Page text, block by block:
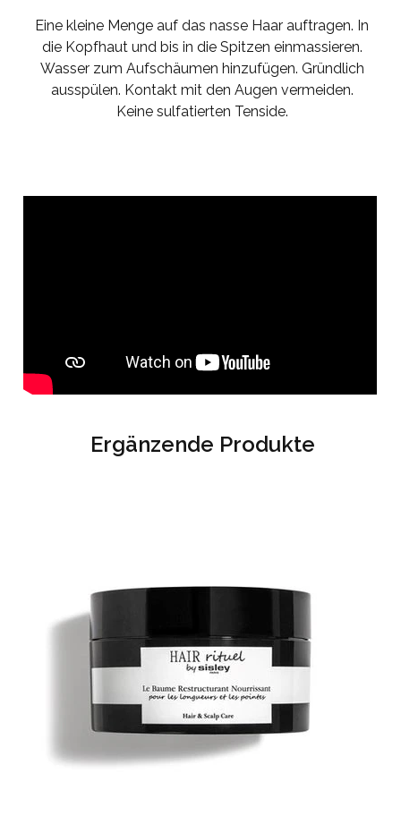
Eine kleine Menge auf das nasse Haar auftragen. In
die Kopfhaut und bis in die Spitzen einmassieren.
Wasser zum Aufschäumen hinzufügen. Gründlich
ausspülen. Kontakt mit den Augen vermeiden.
Keine sulfatierten Tenside.
Ergänzende Produkte